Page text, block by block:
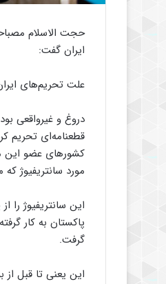
حجت الاسلام
ایران گفت:
علت تحریم‌های
دروغ و غیرواقعی
قطعنامه‌ای تحریم
کشورهای عضو این
مورد سانتریفیوژ
این سانتریفیوژ را
پاکستان به کار
گرفت.
این یعنی تا قبل